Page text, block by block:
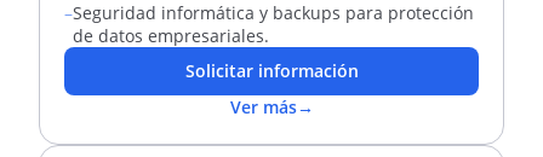
–Seguridad informática y backups para protección
de datos empresariales.
Solicitar información
Ver más→